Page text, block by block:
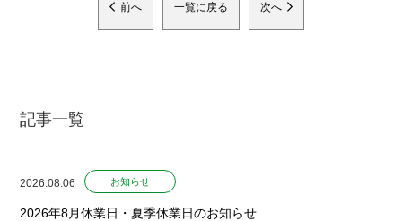
前へ 一覧に戻る 次へ
記事一覧
2026.08.06 お知らせ
2026年8月休業日・夏季休業日のお知らせ